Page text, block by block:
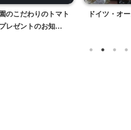
のこだわりのトマト
レゼントのお知...
ドイツ・オ